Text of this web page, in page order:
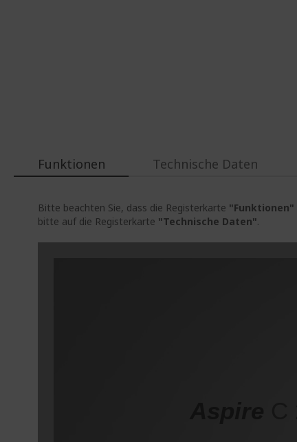
Funktionen
Bitte beachten Sie, dass die Registerkarte "Funktionen"
bitte auf die Registerkarte "Technische Daten".
Technische Daten